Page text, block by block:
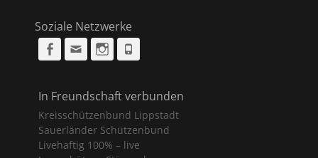
Soziale Netzwerke
Facebook
Email Instagram
In Freundschaft verbunden
Kreisschützenbund Lippstadt
Sauerländer Schützenbund
Livehaftig 100% – live